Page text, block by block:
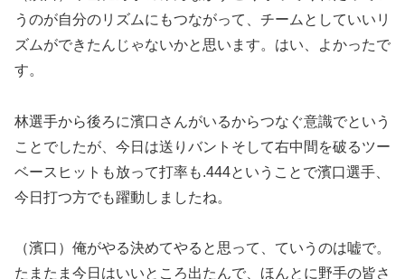
うのが自分のリズムにもつながって、チームとしていいリ
ズムができたんじゃないかと思います。はい、よかったで
す。
林選手から後ろに濱口さんがいるからつなぐ意識でという
ことでしたが、今日は送りバントそして右中間を破るツー
ベースヒットも放って打率も.444ということで濱口選手、
今日打つ方でも躍動しましたね。
（濱口）俺がやる決めてやると思って、ていうのは嘘で。
たまたま今日はいいところ出たんで、ほんとに野手の皆さ